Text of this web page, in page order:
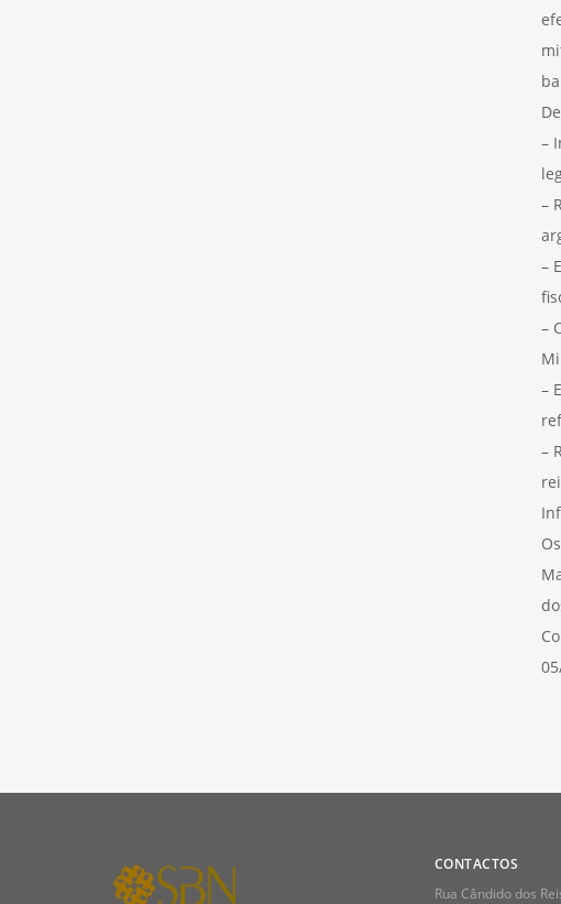
–
–
–
–
–
–
CONTACTOS
Rua Cândido dos